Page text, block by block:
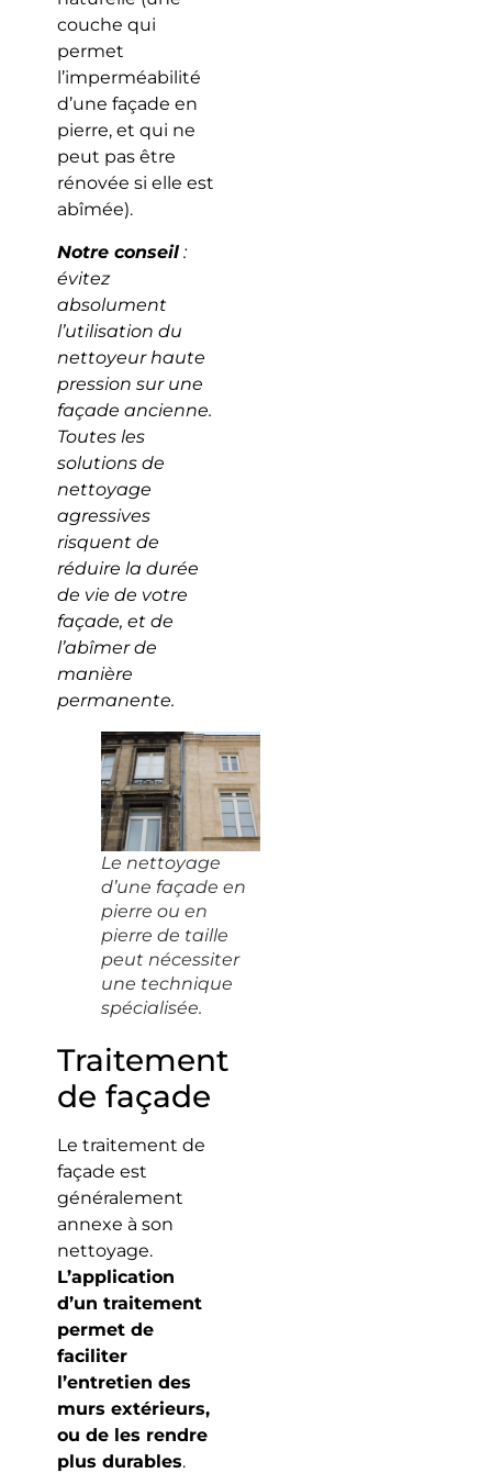
couche qui
permet
l’imperméabilité
d’une façade en
pierre, et qui ne
peut pas être
rénovée si elle est
abîmée).
Notre conseil:
évitez
absolument
l’utilisation du
nettoyeur haute
pression sur une
façade ancienne.
Toutes les
solutions de
nettoyage
agressives
risquent de
réduire la durée
de vie de votre
façade, et de
l’abîmer de
manière
permanente.
Le nettoyage
d’une façade en
pierre ou en
pierre de taille
peut nécessiter
une technique
spécialisée.
Traitement
de façade
Le traitement de
façade est
généralement
annexe à son
nettoyage.
L’application
d’un traitement
permet de
faciliter
l’entretien des
murs extérieurs,
ou de les rendre
plus durables.